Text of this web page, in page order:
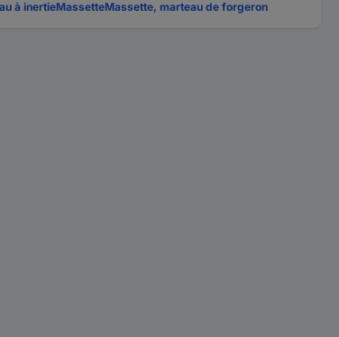
à inertieMassetteMassette, marteau de forgeron